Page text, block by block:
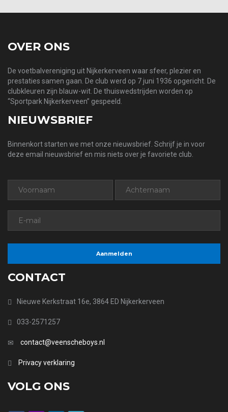
OVER ONS
De voetbalvereniging uit Nijkerkerveen waar sfeer, plezier en
prestaties samen gaan. De club werd op 7 juni 1936 opgericht. De
clubkleuren zijn blauw-wit. De thuiswedstrijden worden op
“Sportpark Nijkerkerveen” gespeeld.
NIEUWSBRIEF
Binnenkort starten we met onze nieuwsbrief. Schrijf je in voor
deze email nieuwsbrief en mis niets over je favoriete club.
CONTACT
Nieuwe Kerkstraat 16e, 3864 ED Nijkerkerveen
033-2571257
contact@veenscheboys.nl
Privacy verklaring
VOLG ONS